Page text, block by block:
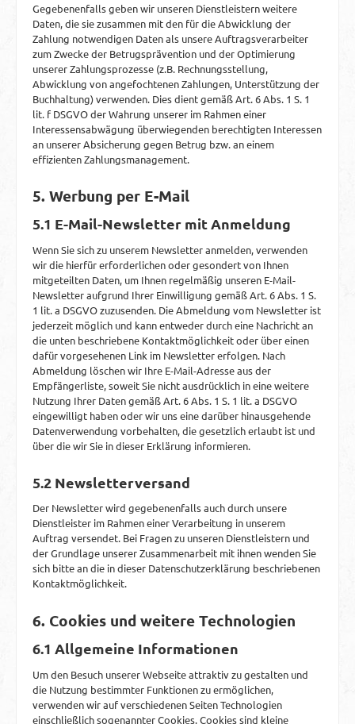
Gegebenenfalls geben wir unseren Dienstleistern weitere
Daten, die sie zusammen mit den für die Abwicklung der
Zahlung notwendigen Daten als unsere Auftragsverarbeiter
zum Zwecke der Betrugsprävention und der Optimierung
unserer Zahlungsprozesse (z.B. Rechnungsstellung,
Abwicklung von angefochtenen Zahlungen, Unterstützung der
Buchhaltung) verwenden. Dies dient gemäß Art. 6 Abs. 1 S. 1
lit. f DSGVO der Wahrung unserer im Rahmen einer
Interessensabwägung überwiegenden berechtigten Interessen
an unserer Absicherung gegen Betrug bzw. an einem
effizienten Zahlungsmanagement.
5. Werbung per E-Mail
5.1 E-Mail-Newsletter mit Anmeldung
Wenn Sie sich zu unserem Newsletter anmelden, verwenden
wir die hierfür erforderlichen oder gesondert von Ihnen
mitgeteilten Daten, um Ihnen regelmäßig unseren E-Mail-
Newsletter aufgrund Ihrer Einwilligung gemäß Art. 6 Abs. 1 S.
1 lit. a DSGVO zuzusenden. Die Abmeldung vom Newsletter ist
jederzeit möglich und kann entweder durch eine Nachricht an
die unten beschriebene Kontaktmöglichkeit oder über einen
dafür vorgesehenen Link im Newsletter erfolgen. Nach
Abmeldung löschen wir Ihre E-Mail-Adresse aus der
Empfängerliste, soweit Sie nicht ausdrücklich in eine weitere
Nutzung Ihrer Daten gemäß Art. 6 Abs. 1 S. 1 lit. a DSGVO
eingewilligt haben oder wir uns eine darüber hinausgehende
Datenverwendung vorbehalten, die gesetzlich erlaubt ist und
über die wir Sie in dieser Erklärung informieren.
5.2 Newsletterversand
Der Newsletter wird gegebenenfalls auch durch unsere
Dienstleister im Rahmen einer Verarbeitung in unserem
Auftrag versendet. Bei Fragen zu unseren Dienstleistern und
der Grundlage unserer Zusammenarbeit mit ihnen wenden Sie
sich bitte an die in dieser Datenschutzerklärung beschriebenen
Kontaktmöglichkeit.
6. Cookies und weitere Technologien
6.1 Allgemeine Informationen
Um den Besuch unserer Webseite attraktiv zu gestalten und
die Nutzung bestimmter Funktionen zu ermöglichen,
verwenden wir auf verschiedenen Seiten Technologien
einschließlich sogenannter Cookies. Cookies sind kleine